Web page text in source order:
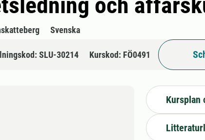
Svenska
SLU-30214 Kurskod: FÖ0491
Kursplan